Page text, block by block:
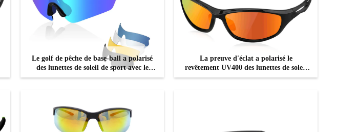
Le golf de pêche de base-ball a polarisé
des lunettes de soleil de sport avec le
cadre interchangeable de myopie de 5
La preuve d'éclat a polarisé le
revêtement UV400 des lunettes de soleil
100% de sports